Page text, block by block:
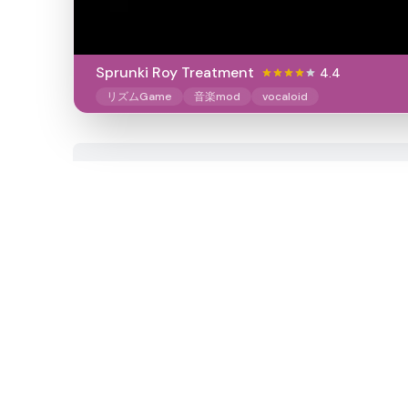
Sprunki Roy Treatment 4.4
リズムGame 音楽mod vocaloid